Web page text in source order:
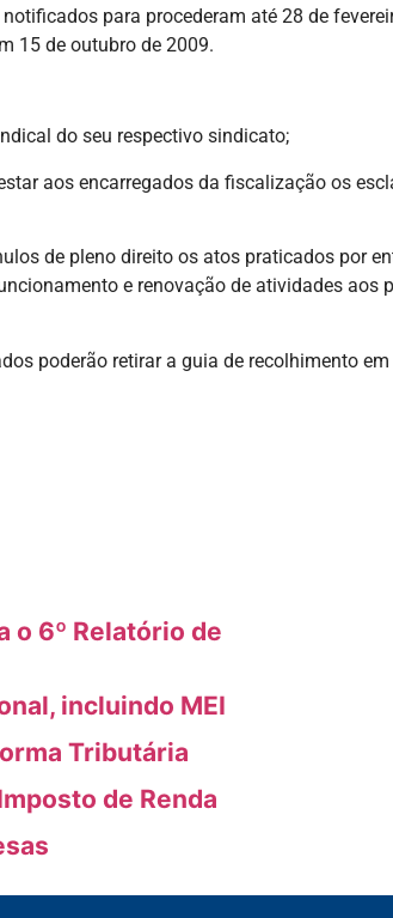
para procederam até 28 de
15 de outubro de 2009.
do seu respectivo sindicato;
aos encarregados da fiscalização os
de pleno direito os atos praticados por
e renovação de atividades aos
poderão retirar a guia de recolhimento
o 6º Relatório de
incluindo MEI
Tributária
de Renda